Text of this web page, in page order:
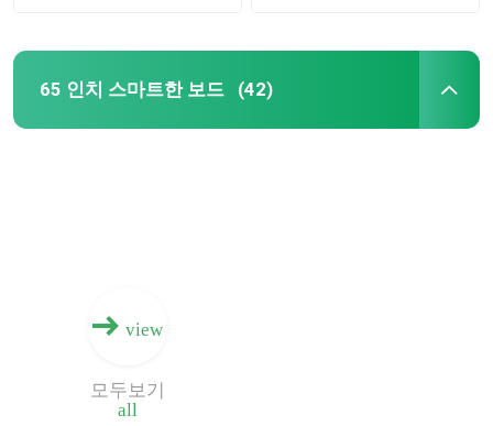
65 인치 스마트한 보드 (42)
view
all
모두보기